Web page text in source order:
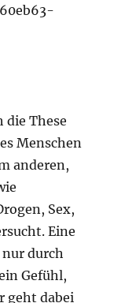
die These
Menschen
anderen,
Sex,
Eine
durch
Gefühl,
geht dabei